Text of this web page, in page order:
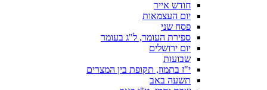
חודש אייר
יום העצמאות
פסח שני
ספירת העומר, ל"ג בעומר
יום ירושלים
שבועות
י"ז בתמוז, תקופת בין המצרים
תשעה באב